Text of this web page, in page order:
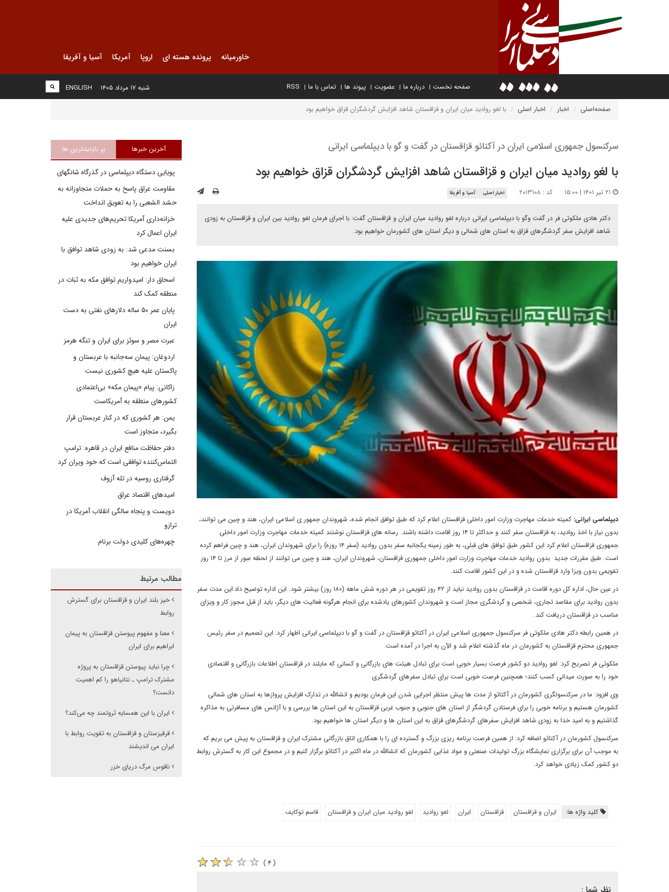
خاورمیانه پرونده هسته ای اروپا آمریکا آسیا و آفریقا
صفحه نخست درباره ما عضویت پیوند ها تماس با ما RSS
ENGLISH شنبه ۱۷ مرداد ۱۴۰۵
صفحه‌اصلی اخبار اخبار اصلی با لغو روادید میان ایران و قزاقستان شاهد افزایش گردشگران قزاق خواهیم بود
سرکنسول جمهوری اسلامی ایران در آکتائو قزاقستان در گفت و گو با دیپلماسی ایرانی
با لغو روادید میان ایران و قزاقستان شاهد افزایش گردشگران قزاق خواهیم بود
کد : ۲۰۱۳۱۰۸ اخبار اصلی آسیا و آفریقا
دکتر هادی ملکوتی فر در گفت وگو با دیپلماسی ایرانی درباره لغو روادید میان ایران و قزاقستان گفت: با اجرای فرمان لغو روادید بین ایران و قزاقستان به زودی
شاهد افزایش سفر گردشگرهای قزاق به استان های شمالی و دیگر استان های کشورمان خواهیم بود.
دیپلماسی ایرانی: کمیته خدمات مهاجرت وزارت امور داخلی قزاقستان اعلام کرد که طبق توافق انجام شده، شهروندان جمهور ی اسلامی ایران، هند و چین می توانند،
بدون نیاز با اخذ روادید، به قزاقستان سفر کنند و حداکثر تا ۱۴ روز اقامت داشته باشند. رسانه های قزاقستان نوشتند کمیته خدمات مهاجرت وزارت امور داخلی
جمهوری قزاقستان اعلام کرد این کشور طبق توافق های قبلی، به طور زمینه یکجانبه سفر بدون روادید (سفر ۱۴ روزه) را برای شهروندان ایران، هند و چین فراهم کرده
است. طبق مقررات جدید بدون روادید خدمات مهاجرت وزارت امور داخلی جمهوری قزاقستان، شهروندان ایران، هند و چین می توانند از لحظه عبور از مرز تا ۱۴ روز
تقویمی بدون ویزا وارد قزاقستان شده و در این کشور اقامت کنند.
در عین حال، اداره کل دوره اقامت در قزاقستان بدون روادید نباید از ۴۲ روز تقویمی در هر دوره شش ماهه (۱۸۰ روز) بیشتر شود. این اداره توضیح داد:این مدت سفر
بدون روادید برای مقاصد تجاری، شخصی و گردشگری مجاز است و شهروندان کشورهای یادشده برای انجام هرگونه فعالیت های دیگر، باید از قبل مجوز کار و ویزای
مناسب در قزاقستان دریافت کند.
در همین رابطه دکتر هادی ملکوتی فر سرکنسول جمهوری اسلامی ایران در آکتائو قزاقستان در گفت و گو با دیپلماسی ایرانی اظهار کرد: این تصمیم در سفر رئیس
جمهوری محترم قزاقستان به کشورمان در ماه گذشته اعلام شد و الآن به اجرا در آمده است.
ملکوتی فر تصریح کرد: لغو روادید دو کشور فرصت بسیار خوبی است برای تبادل هیئت های بازرگانی و کسانی که مایلند در قزاقستان اطلاعات بازرگانی و اقتصادی
خود را به صورت میدانی کسب کنند؛ همچنین فرصت خوبی است برای تبادل سفرهای گردشگری.
وی افزود: ما در سرکنسولگری کشورمان در آکتائو از مدت ها پیش منتظر اجرایی شدن این فرمان بودیم و انشاالله در تدارک افزایش پروازها به استان های شمالی
کشورمان هستیم و برنامه خوبی را برای فرستادن گردشگر از استان های جنوبی و جنوب غربی قزاقستان به این استان ها بررسی و با آژانس های مسافرتی به مذاکره
گذاشتیم و به امید خدا به زودی شاهد افزایش سفرهای گردشگرهای قزاق به این استان ها و دیگر استان ها خواهیم بود.
سرکنسول کشورمان در آکتائو اضافه کرد: از همین فرصت برنامه ریزی بزرگ و گسترده ای را با همکاری اتاق بازرگانی مشترک ایران و قزاقستان به پیش می بریم که
به موجب آن برای برگزاری نمایشگاه بزرگ تولیدات صنعتی و مواد غذایی کشورمان که انشاالله در ماه اکتبر در آکتائو برگزار کنیم و در مجموع این کار به گسترش روابط
دو کشور کمک زیادی خواهد کرد.
کلید واژه ها: ایران و قزاقستان قزاقستان ایران لغو روادید لغو روادید میان ایران و قزاقستان قاسم توکایف
( ۴ )
آخرین خبرها پر بازدیدترین ها
پویایی دستگاه دیپلماسی در گذرگاه شانگهای
مقاومت عراق پاسخ به حملات متجاوزانه به
حشد الشعبی را به تعویق انداخت
خزانه‌داری آمریکا تحریم‌های جدیدی علیه
ایران اعمال کرد
بسنت مدعی شد: به زودی شاهد توافق با
ایران خواهیم بود
اسحاق دار: امیدواریم توافق مکه به ثبات در
منطقه کمک کند
پایان عمر ۵۰ ساله دلارهای نفتی به دست
ایران
عبرت مصر و سوئز برای ایران و تنگه هرمز
اردوغان: پیمان سه‌جانبه با عربستان و
پاکستان علیه هیچ کشوری نیست
زاکانی: پیام «پیمان مکه» بی‌اعتمادی
کشورهای منطقه به آمریکاست
یمن: هر کشوری که در کنار عربستان قرار
بگیرد، متجاوز است
دفتر حفاظت منافع ایران در قاهره: ترامپ
التماس‌کننده توافقی است که خود ویران کرد
گرفتاری روسیه در تله آزوف
امیدهای اقتصاد عراق
دویست و پنجاه سالگی انقلاب آمریکا در
ترازو
چهره‌های کلیدی دولت برنام
مطالب مرتبط
خیز بلند ایران و قزاقستان برای گسترش
روابط
معنا و مفهوم پیوستن قزاقستان به پیمان
ابراهیم برای ایران
چرا نباید پیوستن قزاقستان به پروژه
مشترک ترامپ ـ نتانیاهو را کم اهمیت
دانست؟
ایران با این همسایه ثروتمند چه می‌کند؟
قرقیزستان و قزاقستان به تقویت روابط با
ایران می اندیشند
ناقوس مرگ دریای خزر